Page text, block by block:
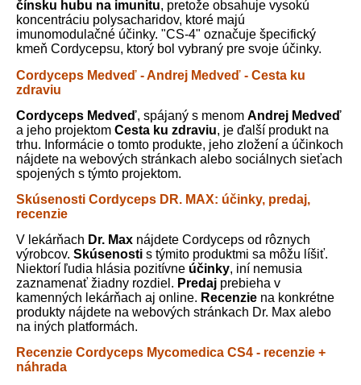
čínsku hubu na imunitu, pretože obsahuje vysokú
koncentráciu polysacharidov, ktoré majú
imunomodulačné účinky. "CS-4" označuje špecifický
kmeň Cordycepsu, ktorý bol vybraný pre svoje účinky.
Cordyceps Medveď - Andrej Medveď - Cesta ku
zdraviu
Cordyceps Medveď, spájaný s menom Andrej Medveď
a jeho projektom Cesta ku zdraviu, je ďalší produkt na
trhu. Informácie o tomto produkte, jeho zložení a účinkoch
nájdete na webových stránkach alebo sociálnych sieťach
spojených s týmto projektom.
Skúsenosti Cordyceps DR. MAX: účinky, predaj,
recenzie
V lekárňach Dr. Max nájdete Cordyceps od rôznych
výrobcov. Skúsenosti s týmito produktmi sa môžu líšiť.
Niektorí ľudia hlásia pozitívne účinky, iní nemusia
zaznamenať žiadny rozdiel. Predaj prebieha v
kamenných lekárňach aj online. Recenzie na konkrétne
produkty nájdete na webových stránkach Dr. Max alebo
na iných platformách.
Recenzie Cordyceps Mycomedica CS4 - recenzie +
náhrada